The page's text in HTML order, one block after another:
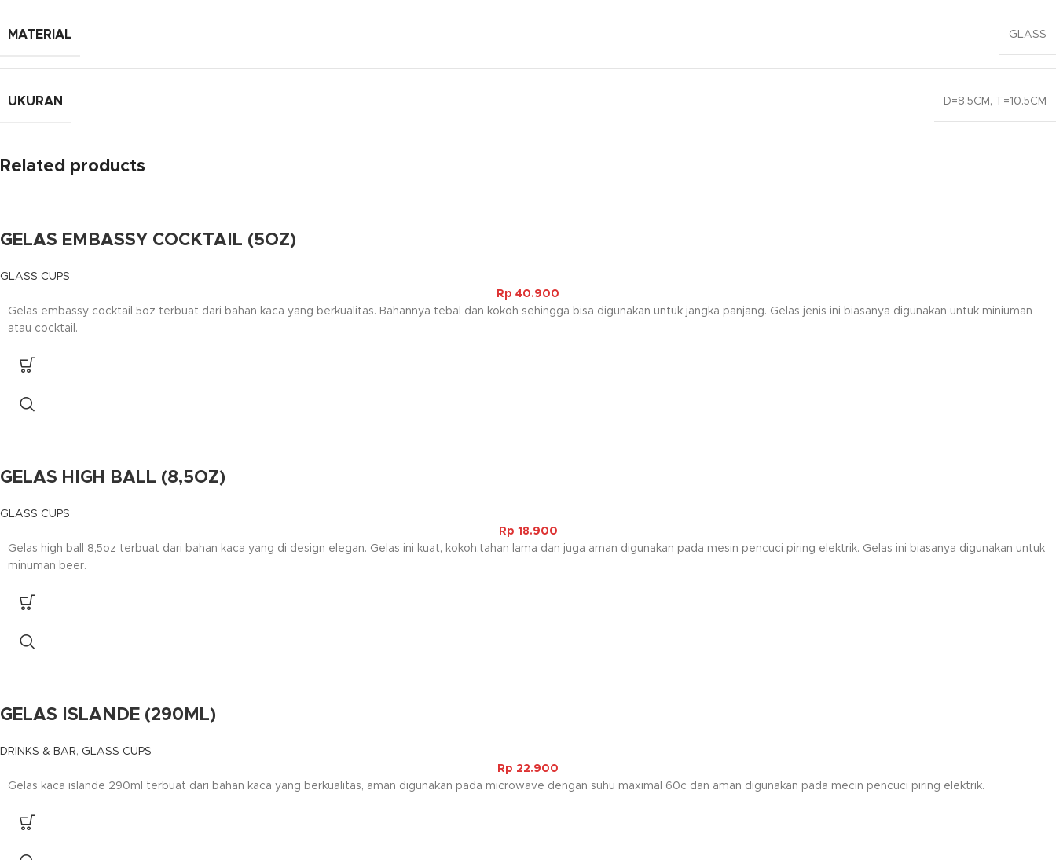
MATERIAL GLASS
UKURAN D=8.5CM , T=10.5CM
Related products
GELAS EMBASSY COCKTAIL (5OZ)
GLASS CUPS
Rp 40.900
Gelas embassy cocktail 5oz terbuat dari bahan kaca yang berkualitas. Bahannya tebal dan kokoh sehingga bisa digunakan untuk jangka panjang. Gelas jenis ini biasanya digunakan untuk miniuman
atau cocktail.
GELAS HIGH BALL (8,5OZ)
GLASS CUPS
Rp 18.900
Gelas high ball 8,5oz terbuat dari bahan kaca yang di design elegan. Gelas ini kuat, kokoh,tahan lama dan juga aman digunakan pada mesin pencuci piring elektrik. Gelas ini biasanya digunakan untuk
minuman beer.
GELAS ISLANDE (290ML)
DRINKS & BAR, GLASS CUPS
Rp 22.900
Gelas kaca islande 290ml terbuat dari bahan kaca yang berkualitas, aman digunakan pada microwave dengan suhu maximal 60c dan aman digunakan pada mecin pencuci piring elektrik.